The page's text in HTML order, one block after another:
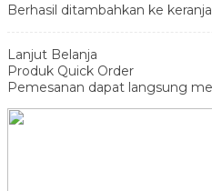
Berhasil ditambahkan ke
Lanjut Belanja
Produk Quick Order
Pemesanan dapat langsung